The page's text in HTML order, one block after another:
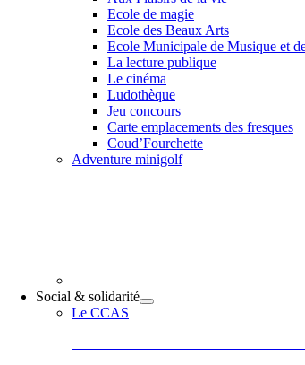
Ecole de magie
Ecole des Beaux Arts
Ecole Municipale de Musique et
La lecture publique
Le cinéma
Ludothèque
Jeu concours
Carte emplacements des fresques
Coud’Fourchette
Adventure minigolf
Social & solidarité
Le CCAS